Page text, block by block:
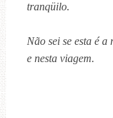
tranqüilo.
Não sei se esta é
e nesta viagem.